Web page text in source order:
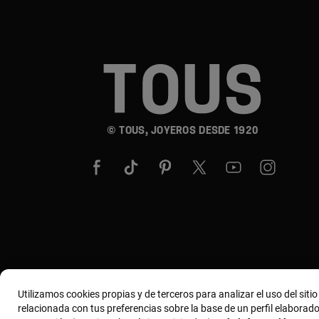
© TOUS, JOYEROS DESDE 1920
Utilizamos cookies propias y de terceros para analizar el uso del
relacionada con tus preferencias sobre la base de un perfil